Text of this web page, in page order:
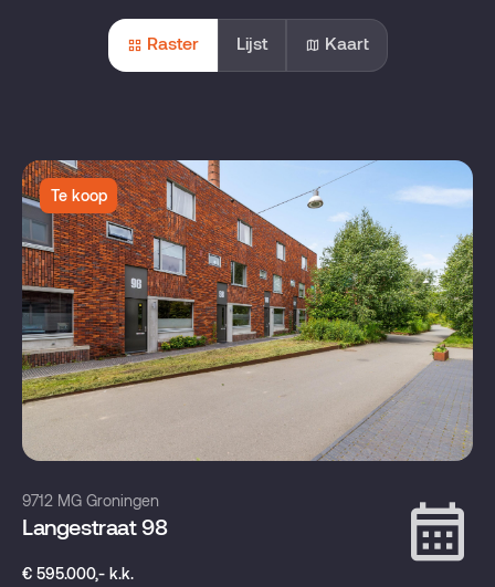
Raster Lijst Kaart
Te koop
9712 MG Groningen
Langestraat 98
€ 595.000,- k.k.